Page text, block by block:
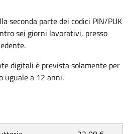
seconda parte dei codici PIN/PUK
sei giorni lavorativi, presso
digitali è prevista solamente per
uguale a 12 anni.